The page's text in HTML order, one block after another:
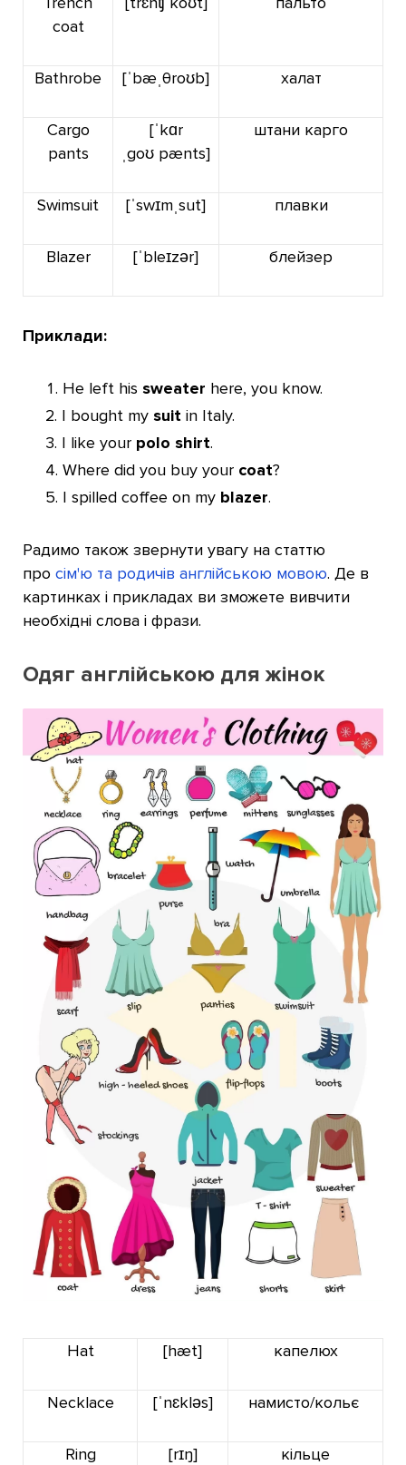
coat
Bathrobe [ˈbæˌθroʊb] халат
Cargo
pants
[ˈkɑr
ˌgoʊ pænts]
штани карго
Swimsuit [ˈswɪmˌsut] плавки
Blazer [ˈbleɪzər] блейзер
Приклади:
He left his sweater here, you know.
I bought my suit in Italy.
I like your polo shirt.
Where did you buy your coat?
I spilled coffee on my blazer.
Радимо також звернути увагу на статтю
про сім'ю та родичів англійською мовою. Де в
картинках і прикладах ви зможете вивчити
необхідні слова і фрази.
Одяг англійською для жінок
Hat [hæt] капелюх
Necklace [ˈnɛkləs] намисто/кольє
Ring [rɪŋ] кільце